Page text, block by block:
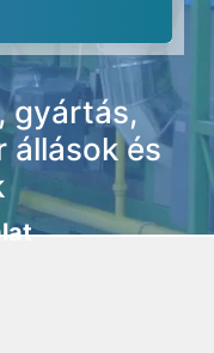
gyártás,
állások és